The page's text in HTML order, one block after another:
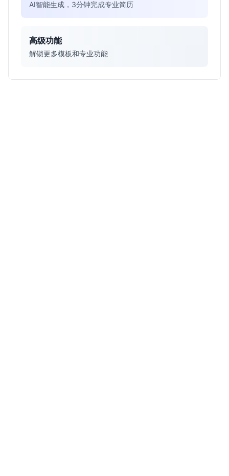
AI智能生成，3分钟完成专业简历
高级功能
解锁更多模板和专业功能